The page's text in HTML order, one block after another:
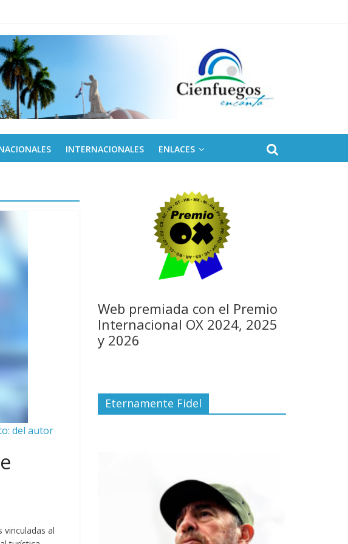
(+ Fotos)
por el centenario de Fidel
INTERNACIONALES ENLACES
del autor
vinculadas al
Web premiada con el Premio
Internacional OX 2024, 2025
y 2026
Eternamente Fidel